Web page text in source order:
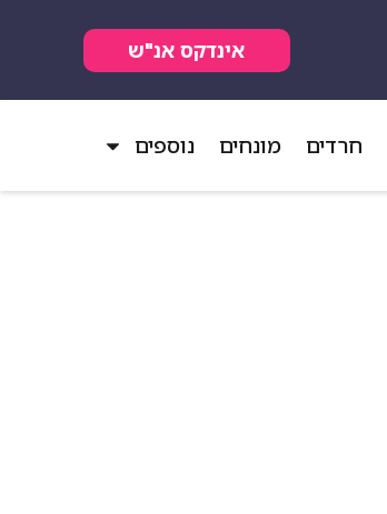
אינדקס אנ"ש
חרדים מונחים נוספים